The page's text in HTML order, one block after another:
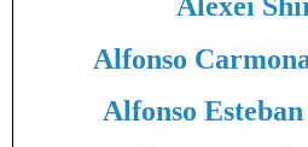
Alfonso
Alfonso